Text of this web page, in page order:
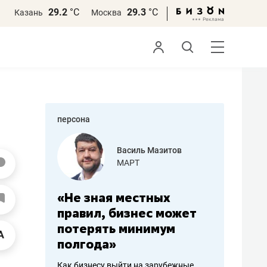
Казань 29.2 °С Москва 29.3 °С
персона
работа
Василь Мазитов
МАРТ
«Не зная местных
правил, бизнес может
потерять минимум
полгода»